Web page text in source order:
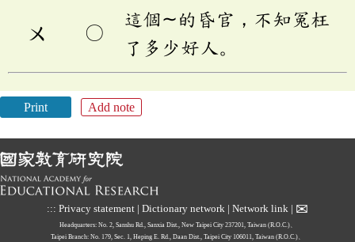
ㄨ 〇
這個∼的昏官，不知冤枉
了多少好人。
Print Add note
::: Privacy statement | Dictionary network | Network link | ✉
Headquarters: No. 2, Sanshu Rd., Sanxia Dist., New Taipei City 237201, Taiwan (R.O.C.)、
Taipei Branch: No. 179, Sec. 1, Heping E. Rd., Daan Dist., Taipei City 106011, Taiwan (R.O.C.)、